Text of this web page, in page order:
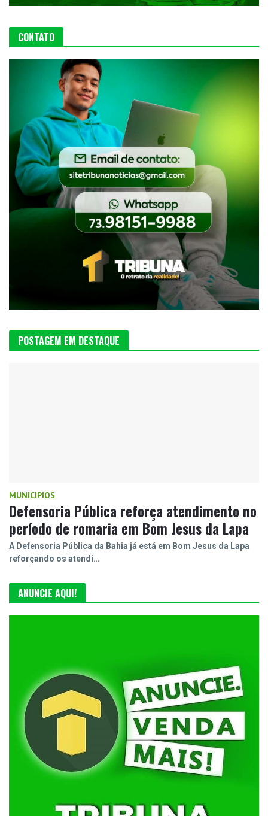
CONTATO
POSTAGEM EM DESTAQUE
MUNICIPIOS
Defensoria Pública reforça atendimento no
período de romaria em Bom Jesus da Lapa
A Defensoria Pública da Bahia já está em Bom Jesus da Lapa
reforçando os atendi…
ANUNCIE AQUI!